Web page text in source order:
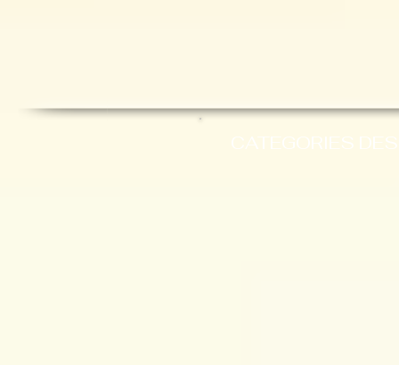
CATEGORIES